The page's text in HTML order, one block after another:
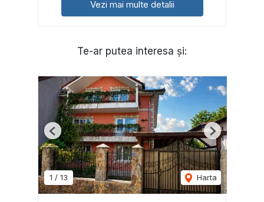
Vezi mai multe detalii
Te-ar putea interesa și:
1 / 13 Harta
Previous Next